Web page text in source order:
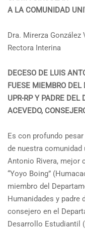
A LA COMUNIDAD
Dra. Mirerza González
Rectora Interina
DECESO DE LUIS
FUESE MIEMBRO
UPR-RP Y PADRE
ACEVEDO,
Es con profundo
de nuestra
Antonio Rivera, mejor
“Yoyo Boing”
miembro del
Humanidades y padre
consejero en el
Desarrollo Estudiantil